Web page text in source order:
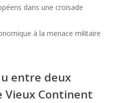
dans une croisade
à la menace militaire
entre deux
Vieux Continent